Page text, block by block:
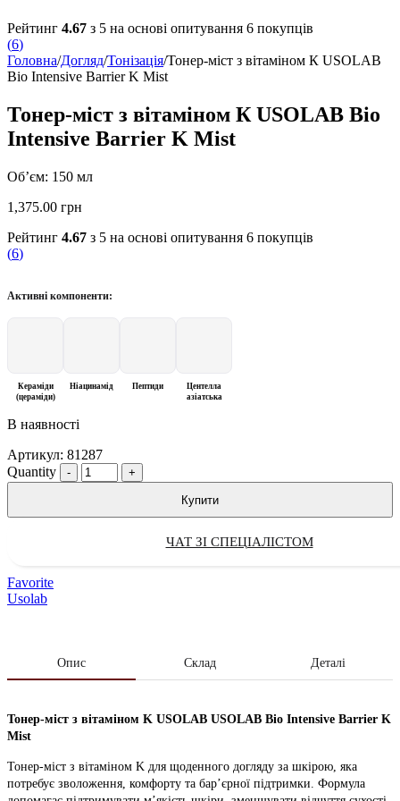
Рейтинг 4.67 з 5 на основі опитування 6 покупців
(6)
Головна/Догляд/Тонізація/Тонер-міст з вітаміном К USOLAB
Bio Intensive Barrier K Mist
Тонер-міст з вітаміном К USOLAB Bio
Intensive Barrier K Mist
Об’єм: 150 мл
1,375.00 грн
Рейтинг 4.67 з 5 на основі опитування 6 покупців
(6)
Активні компоненти:
Кераміди
(цераміди)
Ніацинамід Пептиди
Центелла
азіатська
В наявності
Артикул: 81287
Quantity
Купити
ЧАТ ЗІ СПЕЦІАЛІСТОМ
Favorite
Usolab
Опис Склад Деталі
Тонер-міст з вітаміном K USOLAB USOLAB Bio Intensive Barrier K
Mist
Тонер-міст з вітаміном K для щоденного догляду за шкірою, яка
потребує зволоження, комфорту та бар’єрної підтримки. Формула